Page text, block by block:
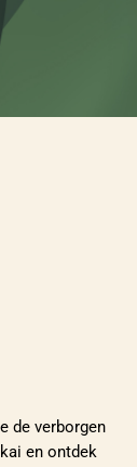
de verborgen
en ontdek